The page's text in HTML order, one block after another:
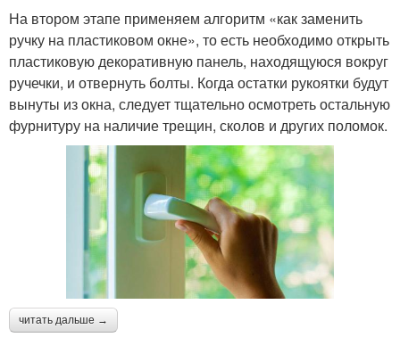
На втором этапе применяем алгоритм «как заменить
ручку на пластиковом окне», то есть необходимо открыть
пластиковую декоративную панель, находящуюся вокруг
ручечки, и отвернуть болты. Когда остатки рукоятки будут
вынуты из окна, следует тщательно осмотреть остальную
фурнитуру на наличие трещин, сколов и других поломок.
читать дальше →